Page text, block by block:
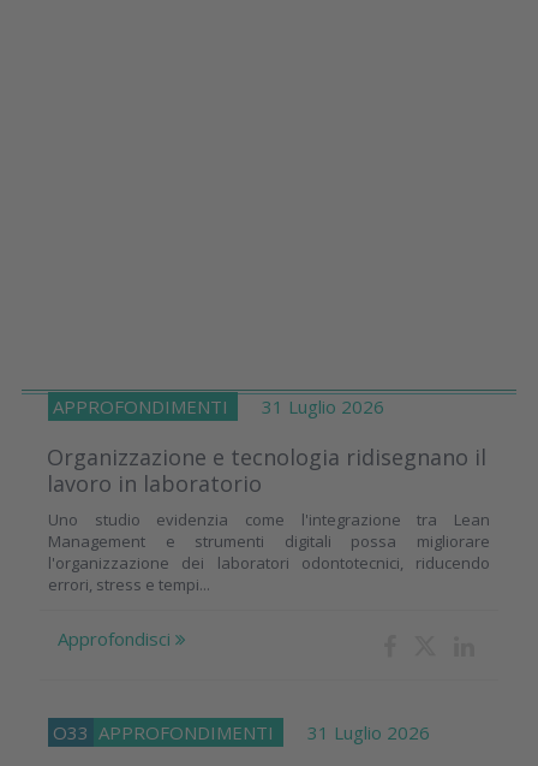
APPROFONDIMENTI 31 Luglio 2026
Organizzazione e tecnologia ridisegnano il
lavoro in laboratorio
Uno studio evidenzia come l'integrazione tra Lean
Management e strumenti digitali possa migliorare
l'organizzazione dei laboratori odontotecnici, riducendo
errori, stress e tempi...
Approfondisci
O33 APPROFONDIMENTI 31 Luglio 2026